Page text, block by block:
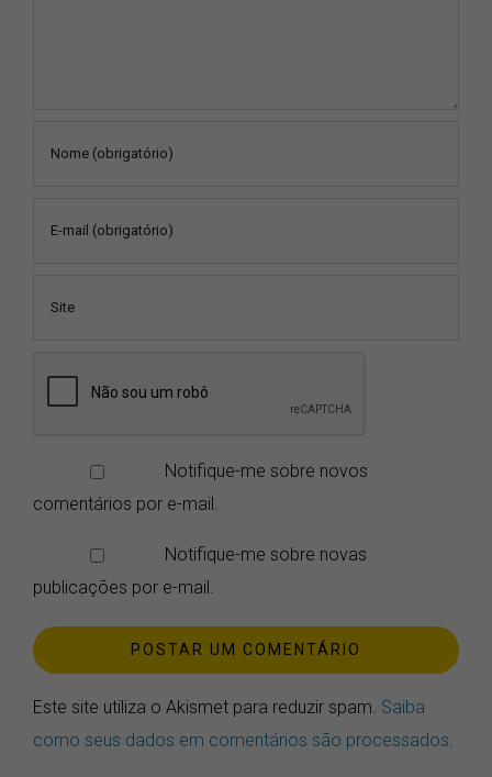
Notifique-me sobre novos
comentários por e-mail.
Notifique-me sobre novas
publicações por e-mail.
Este site utiliza o Akismet para reduzir spam. Saiba
como seus dados em comentários são processados.